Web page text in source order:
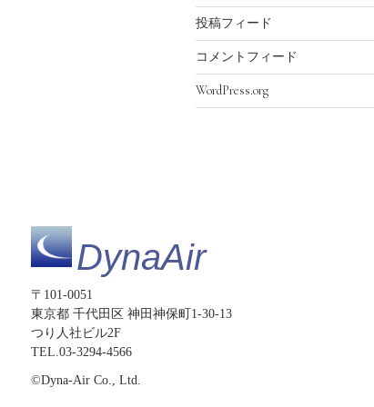
投稿フィード
コメントフィード
WordPress.org
DynaAir
〒101-0051
東京都 千代田区 神田神保町1-30-13
つり人社ビル2F
TEL.03-3294-4566
©Dyna-Air Co., Ltd.